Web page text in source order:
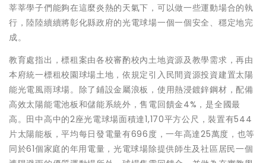
莘莘學子們能夠在這麼炎熱的天氣下，可以做一些運動場合的執
行，陸陸續續將彰化縣政府的光電球場一個一個安全、穩定地完
成。
教育處指出，標租案由各校審酌校內土地資源及教學需求，再由
本府統一標租校園球場土地，依規定引入民間資源投資建置太陽
能光電風雨球場。除了鋪設金屬浪板，使用熱浸鍍鋅鋼材，配備
高效太陽能電池板和儲能系統外，售電回饋金4%，是全國最
高。田中高中的2座光電球場面積達1,170平方公尺，裝置有544
片太陽能板，平均每日發電量有696度，一年高達25萬度，也等
同於61個家庭的年用電量，光電球場除提供師生及社區居民一個